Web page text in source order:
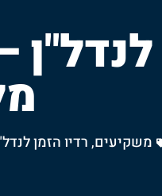
משקיעים,רדיו הזמן